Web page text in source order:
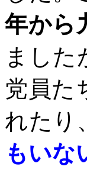
年から
ました
党員た
れたり
もいな